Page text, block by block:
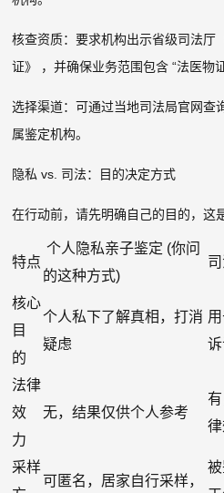
核查资质：要求机构出示省级司法厅
证》 ，并确保业务范围包含 “法医物证
选择渠道：可通过当地司法局官网查
属鉴定机构。
隐私 vs. 司法：目的决定方式
在行动前，请先明确自己的目的，这
特点
个人隐私亲子鉴定 (你问
的这种方式)
核心
目
的
个人私下了解真相，打消
疑虑
法律
效
力
无，结果仅供个人参考
采样
可匿名，居家自行采样，